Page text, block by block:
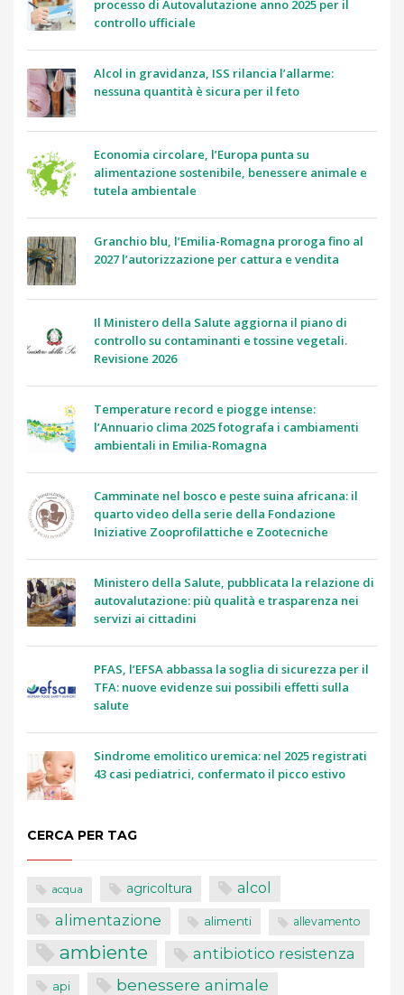
processo di Autovalutazione anno 2025 per il
controllo ufficiale
Alcol in gravidanza, ISS rilancia l’allarme:
nessuna quantità è sicura per il feto
Economia circolare, l’Europa punta su
alimentazione sostenibile, benessere animale e
tutela ambientale
Granchio blu, l’Emilia-Romagna proroga fino al
2027 l’autorizzazione per cattura e vendita
Il Ministero della Salute aggiorna il piano di
controllo su contaminanti e tossine vegetali.
Revisione 2026
Temperature record e piogge intense:
l’Annuario clima 2025 fotografa i cambiamenti
ambientali in Emilia-Romagna
Camminate nel bosco e peste suina africana: il
quarto video della serie della Fondazione
Iniziative Zooprofilattiche e Zootecniche
Ministero della Salute, pubblicata la relazione di
autovalutazione: più qualità e trasparenza nei
servizi ai cittadini
PFAS, l’EFSA abbassa la soglia di sicurezza per il
TFA: nuove evidenze sui possibili effetti sulla
salute
Sindrome emolitico uremica: nel 2025 registrati
43 casi pediatrici, confermato il picco estivo
CERCA PER TAG
acqua agricoltura alcol
alimentazione alimenti allevamento
ambiente antibiotico resistenza
api benessere animale